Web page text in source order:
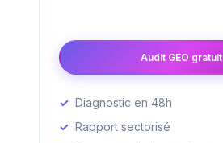
Audit GEO gratuit
Diagnostic en 48h
Rapport sectorisé